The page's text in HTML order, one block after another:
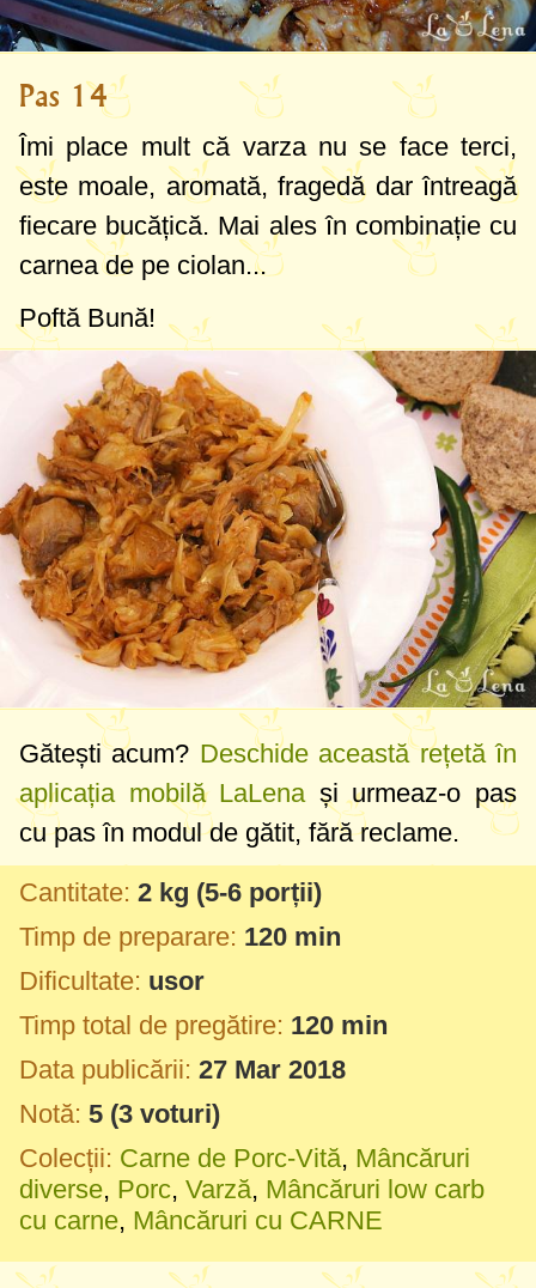
Pas 14
Îmi place mult că varza nu se face terci,
este moale, aromată, fragedă dar întreagă
fiecare bucățică. Mai ales în combinație cu
carnea de pe ciolan...
Poftă Bună!
Gătești acum? Deschide această rețetă în
aplicația mobilă LaLenași urmeaz-o pas
cu pas în modul de gătit, fără reclame.
Cantitate: 2 kg (5-6 porții)
Timp de preparare: 120 min
Dificultate: usor
Timp total de pregătire: 120 min
Data publicării: 27 Mar 2018
Notă: 5 (3 voturi)
Colecții: Carne de Porc-Vită, Mâncăruri
diverse, Porc, Varză, Mâncăruri low carb
cu carne, Mâncăruri cu CARNE